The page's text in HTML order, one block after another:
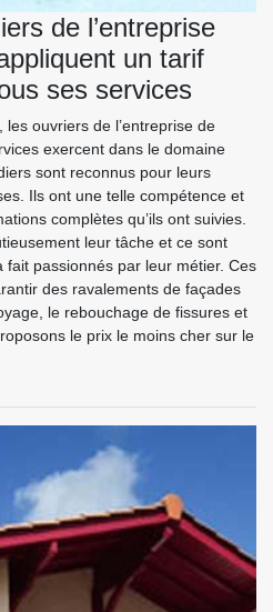
de l’entreprise
un tarif
ses services
ouvriers de l’entreprise de
exercent dans le domaine
sont reconnus pour leurs
Ils ont une telle compétence et
complètes qu’ils ont suivies.
leur tâche et ce sont
passionnés par leur métier. Ces
des ravalements de façades
le rebouchage de fissures et
le prix le moins cher sur le